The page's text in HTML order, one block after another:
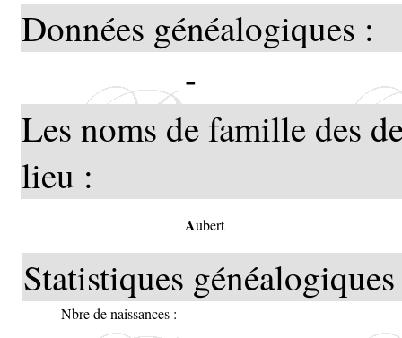
Données généalogiques :
-
Les noms de famille des
lieu :
Aubert
Statistiques
Nbre de naissances :
-